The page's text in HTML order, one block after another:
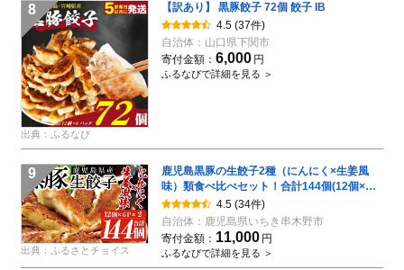
8
出典：ふるなび
【訳あり】 黒豚餃子 72個 餃子 IB
4.5 (37件)
自治体： 山口県下関市
寄付金額： 6,000 円
ふるなびで詳細を見る ＞
9
出典：ふるさとチョイス
鹿児島黒豚の生餃子2種（にんにく×生姜風
味）類食べ比べセット！合計144個(12個×各
6P×2種類) 国産 鹿児島県産 黒豚 餃子 ぎょう
ざ ギョーザ ギョウザ 冷凍餃子 冷凍 冷凍食品
惣菜 弁当 おかず 小分け 詰め合わせ 【00-
008-02】
4.5 (34件)
自治体： 鹿児島県いちき串木野市
寄付金額： 11,000 円
ふるなびで詳細を見る ＞